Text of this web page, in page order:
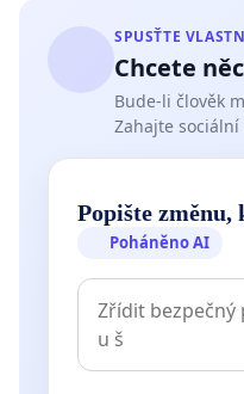
SPUSŤTE
Chcete
Bude-li člověk
Zahajte
Popište změnu,
Poháněno AI